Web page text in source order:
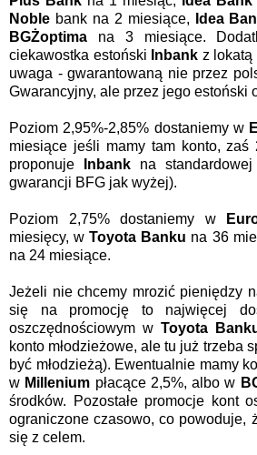
Noble bank na 2 miesiące, Idea
BGŻoptima na 3 miesiące.
ciekawostka estoński Inbank z lokatą
uwaga - gwarantowaną nie przez
Gwarancyjny, ale przez jego estoński
Poziom 2,95%-2,85% dostaniemy w
miesiące jeśli mamy tam konto, zaś
proponuje
Inbank na
gwarancji BFG jak wyżej).
Poziom 2,75% dostaniemy w
miesięcy, wToyota Banku na 36
na 24 miesiące.
Jeżeli nie chcemy mrozić pieniędzy
się na promocję to najwięcej
oszczędnościowym w Toyota
konto młodzieżowe, ale tu już trzeba
być młodzieżą). Ewentualnie mamy
w Millenium płacące 2,5%, albo w
środków. Pozostałe promocje kont
ograniczone czasowo, co powoduje,
się z celem.